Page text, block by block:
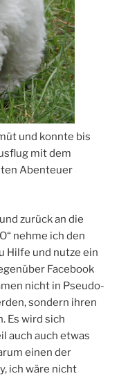
und konnte bis
mit dem
Abenteuer
zurück an die
nehme ich den
Hilfe und nutze ein
Facebook
nicht in Pseudo-
sondern ihren
Es wird sich
auch auch etwas
einen der
ich wäre nicht